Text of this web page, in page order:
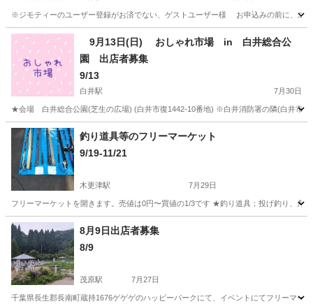
※ジモティーのユーザー登録がお済でない、ゲストユーザー様 お申込みの前に、
千葉 柏市 逆井駅 フリーマーケット 玩具
9月13日(日) おしゃれ市場 in 白井総合公
園 出店者募集
9/13
白井駅 7月30日
★会場 白井総合公園(芝生の広場) (白井市復1442-10番地) ※白井消防署の隣(白
千葉 白井市 白井駅 フリーマーケット 会場
釣り道具等のフリーマーケット
9/19-11/21
木更津駅 7月29日
フリーマーケットを開きます。売値は0円〜買値の1/3です ★釣り道具；投げ釣り、
千葉 木更津市 木更津駅 フリーマーケット
8月9日出店者募集
8/9
茂原駅 7月27日
千葉県長生郡長南町蔵持1676ゲゲゲのハッピーパークにて、イベントにてフリーマ